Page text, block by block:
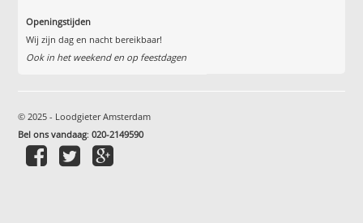
Openingstijden
Wij zijn dag en nacht bereikbaar!
Ook in het weekend en op feestdagen
© 2025 - Loodgieter Amsterdam
Bel ons vandaag:020-2149590